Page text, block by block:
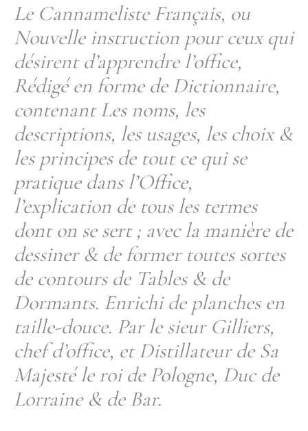
Le Cannameliste Français, ou
Nouvelle instruction pour ceux qui
désirent d’apprendre l’office,
Rédigé en forme de Dictionnaire,
contenant Les noms, les
descriptions, les usages, les choix &
les principes de tout ce qui se
pratique dans l’Office,
l’explication de tous les termes
dont on se sert ; avec la manière de
dessiner & de former toutes sortes
de contours de Tables & de
Dormants. Enrichi de planches en
taille-douce. Par le sieur Gilliers,
chef d’office, et Distillateur de Sa
Majesté le roi de Pologne, Duc de
Lorraine & de Bar.